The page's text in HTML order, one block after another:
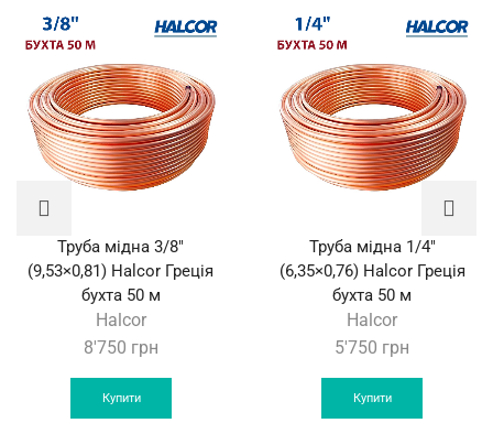
Труба мідна 3/8″
(9,53×0,81) Halcor Греція
бухта 50 м
Halcor
8'750 грн
Купити
Труба мідна 1/4″
(6,35×0,76) Halcor Греція
бухта 50 м
Halcor
5'750 грн
Купити